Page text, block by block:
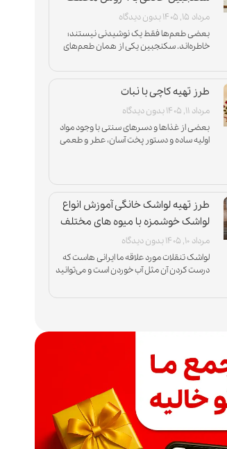
مرداد ۱۵, ۱۴۰۵
بدون دیدگاه
بعضی طعم‌ها فقط یک نوشیدنی نیستند؛
خاطره‌اند. سکنجبین یکی از همان طعم‌های
متعادل و ترشی دلپذیر
طرز تهیه کاچی با نبات
مرداد ۱۱, ۱۴۰۵
بدون دیدگاه
بعضی از غذاها و دسرهای سنتی با وجود مواد
اولیه ساده و دستور پخت آسان، عطر و طعمی
طرز تهیه لواشک خانگی آموزش انواع
لواشک خوشمزه با میوه های مختلف
مرداد ۱۰, ۱۴۰۵
بدون دیدگاه
لواشک تنقلات مورد علاقه ما ایرانی هاست که
درست کردن آن مثل آب خوردن است و می‌توانید